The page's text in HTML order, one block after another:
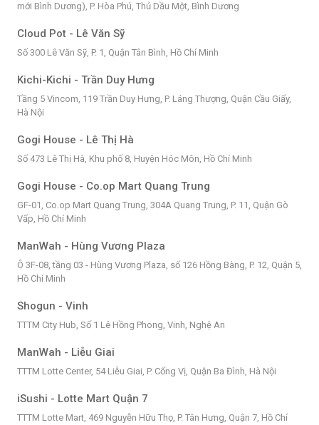
mới Bình Dương), P. Hòa Phú, Thủ Dầu Một, Bình Dương
Cloud Pot - Lê Văn Sỹ
Số 300 Lê Văn Sỹ, P. 1, Quận Tân Bình, Hồ Chí Minh
Kichi-Kichi - Trần Duy Hưng
Tầng 5 Vincom, 119 Trần Duy Hưng, P. Láng Thượng, Quận Cầu Giấy,
Hà Nội
Gogi House - Lê Thị Hà
Số 473 Lê Thị Hà, Khu phố 8, Huyện Hóc Môn, Hồ Chí Minh
Gogi House - Co.op Mart Quang Trung
GF-01, Co.op Mart Quang Trung, 304A Quang Trung, P. 11, Quận Gò
Vấp, Hồ Chí Minh
ManWah - Hùng Vương Plaza
Ô 3F-08, tầng 03 - Hùng Vương Plaza, số 126 Hồng Bàng, P. 12, Quận 5,
Hồ Chí Minh
Shogun - Vinh
TTTM City Hub, Số 1 Lê Hồng Phong, Vinh, Nghệ An
ManWah - Liễu Giai
TTTM Lotte Center, 54 Liễu Giai, P. Cống Vị, Quận Ba Đình, Hà Nội
iSushi - Lotte Mart Quận 7
TTTM Lotte Mart, 469 Nguyễn Hữu Thọ, P. Tân Hưng, Quận 7, Hồ Chí